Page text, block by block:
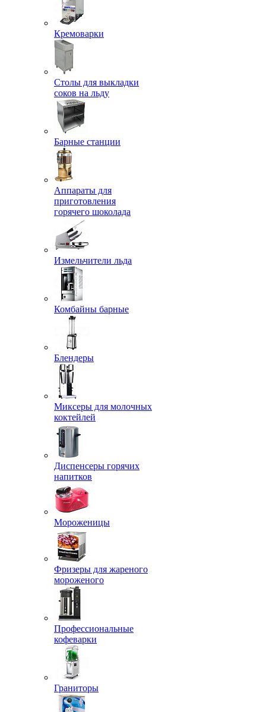
Кремоварки
Столы для выкладки
соков на льду
Барные станции
Аппараты для
приготовления
горячего шоколада
Измельчители льда
Комбайны барные
Блендеры
Миксеры для молочных
коктейлей
Диспенсеры горячих
напитков
Мороженицы
Фризеры для жареного
мороженого
Профессиональные
кофеварки
Граниторы